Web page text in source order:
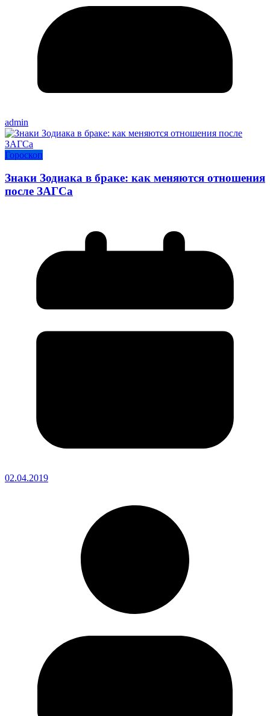
admin
Гороскоп
Знаки Зодиака в браке: как меняются отношения
после ЗАГСа
02.04.2019